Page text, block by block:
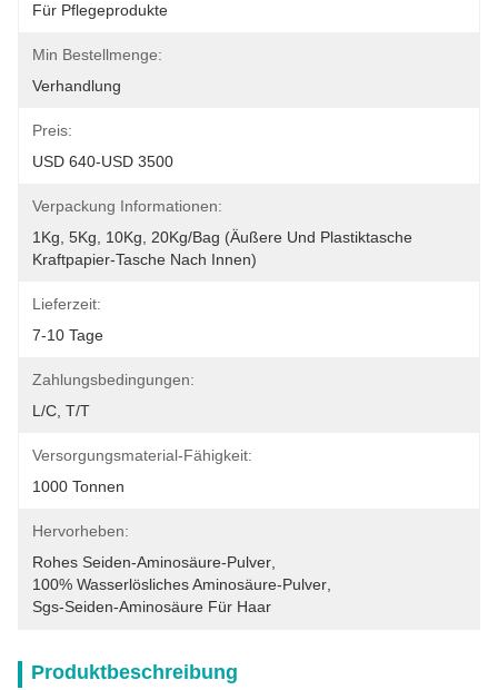
Für Pflegeprodukte
Min Bestellmenge:
Verhandlung
Preis:
USD 640-USD 3500
Verpackung Informationen:
1Kg, 5Kg, 10Kg, 20Kg/Bag (äußere Und Plastiktasche
Kraftpapier-Tasche Nach Innen)
Lieferzeit:
7-10 Tage
Zahlungsbedingungen:
L/C, T/T
Versorgungsmaterial-Fähigkeit:
1000 Tonnen
Hervorheben:
Rohes Seiden-Aminosäure-Pulver
100% Wasserlösliches Aminosäure-Pulver
Sgs-Seiden-Aminosäure Für Haar
Produktbeschreibung